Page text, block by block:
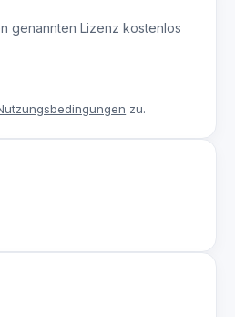
genannten Lizenz kostenlos
zu.